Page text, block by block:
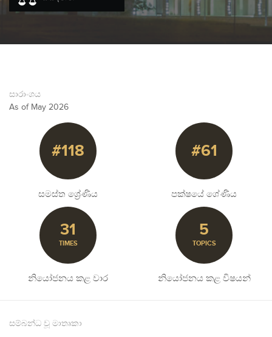
සාරාංශය
As of May 2026
#118
සමස්ත ශ්‍රේණිය
#61
පක්ෂයේ ශේණිය
31
TIMES
නියෝජනය කළ වාර
5
TOPICS
නියෝජනය කළ විෂයන්
සම්බන්ධ වූ මාතෘකා